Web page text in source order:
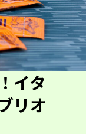
イタ
リオ